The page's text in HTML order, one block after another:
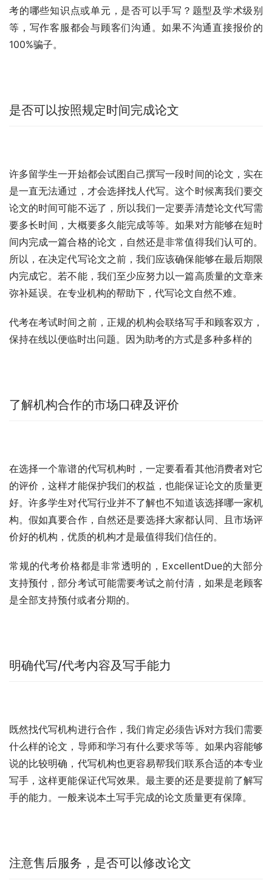
考的哪些知识点或单元，是否可以手写？题型及学术级别
等，写作客服都会与顾客们沟通。如果不沟通直接报价的
100%骗子。
是否可以按照规定时间完成论文
许多留学生一开始都会试图自己撰写一段时间的论文，实在
是一直无法通过，才会选择找人代写。这个时候离我们要交
论文的时间可能不远了，所以我们一定要弄清楚论文代写需
要多长时间，大概要多久能完成等等。如果对方能够在短时
间内完成一篇合格的论文，自然还是非常值得我们认可的。
所以，在决定代写论文之前，我们应该确保能够在最后期限
内完成它。若不能，我们至少应努力以一篇高质量的文章来
弥补延误。在专业机构的帮助下，代写论文自然不难。
代考在考试时间之前，正规的机构会联络写手和顾客双方，
保持在线以便临时出问题。因为助考的方式是多种多样的
了解机构合作的市场口碑及评价
在选择一个靠谱的代写机构时，一定要看看其他消费者对它
的评价，这样才能保护我们的权益，也能保证论文的质量更
好。许多学生对代写行业并不了解也不知道该选择哪一家机
构。假如真要合作，自然还是要选择大家都认同、且市场评
价好的机构，优质的机构才是最值得我们信任的。
常规的代考价格都是非常透明的，ExcellentDue的大部分
支持预付，部分考试可能需要考试之前付清，如果是老顾客
是全部支持预付或者分期的。
明确代写/代考内容及写手能力
既然找代写机构进行合作，我们肯定必须告诉对方我们需要
什么样的论文，导师和学习有什么要求等等。如果内容能够
说的比较明确，代写机构也更容易帮我们联系合适的本专业
写手，这样更能保证代写效果。最主要的还是要提前了解写
手的能力。一般来说本土写手完成的论文质量更有保障。
注意售后服务，是否可以修改论文